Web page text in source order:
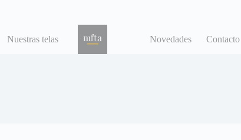
Nuestras telas Novedades Contacto